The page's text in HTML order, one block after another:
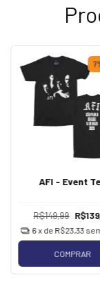
7
AFI - Event
R$149,99
6x de R$23,33
COMPRAR